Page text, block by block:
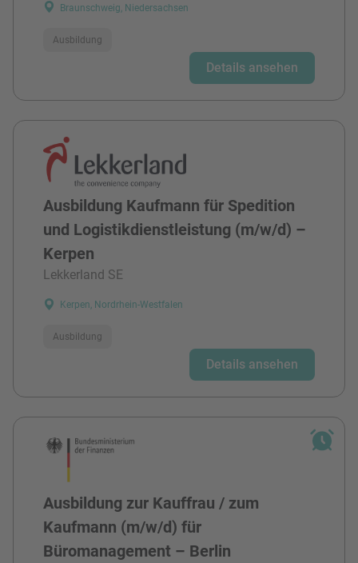
Braunschweig, Niedersachsen
Ausbildung
Details ansehen
Ausbildung Kaufmann für Spedition
und Logistikdienstleistung (m/w/d) –
Kerpen
Lekkerland SE
Kerpen, Nordrhein-Westfalen
Ausbildung
Details ansehen
Ausbildung zur Kauffrau / zum
Kaufmann (m/w/d) für
Büromanagement – Berlin